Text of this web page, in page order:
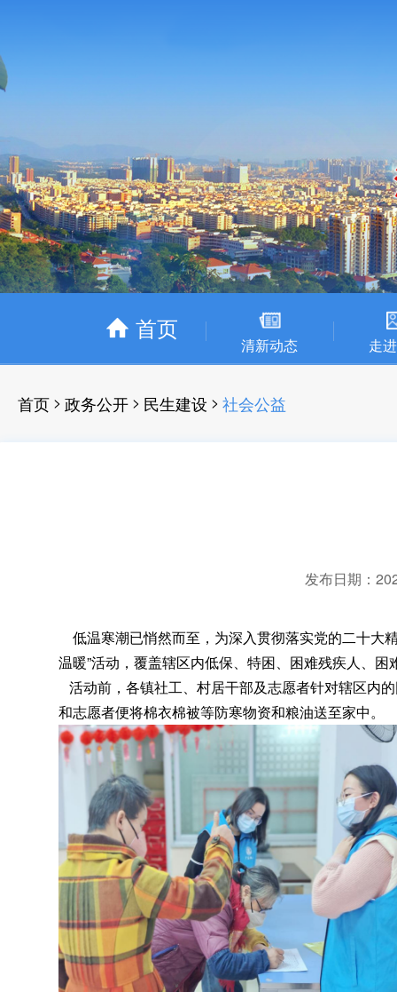
首页
清新动态 走
首页 > 政务公开 > 民生建设 > 社会公益
发布日期：
低温寒潮已悄然而至 ， 为深入贯彻落实党的二十大
温暖”活动 ， 覆盖辖区内低保、特困、困难残疾人、困
活动前 ， 各镇社工、村居干部及志愿者针对辖区内
和志愿者便将棉衣棉被等防寒物资和粮油送至家中。